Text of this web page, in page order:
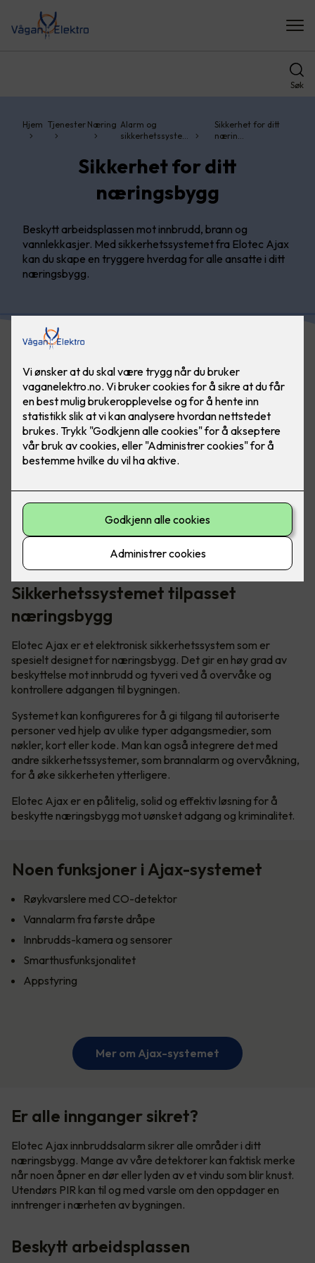
Søk
Hjem Tjenester Næring Alarm og
sikkerhetssyste…
Sikkerhet for ditt
nærin…
Sikkerhet for ditt
næringsbygg
Beskytt arbeidsplassen mot innbrudd, brann og
vannlekkasjer. Med sikkerhetssystemet fra Elotec Ajax
kan du skape en tryggere hverdag for alle ansatte i ditt
næringsbygg.
Elotec Ajax-systemet inneholder blant annet brannalarm,
vannalarm, innbruddsalarm, kameraovervåking og
Sikkerhetssystemet tilpasset
næringsbygg
Elotec Ajax er et elektronisk sikkerhetssystem som er
spesielt designet for næringsbygg. Det gir en høy grad av
beskyttelse mot innbrudd og tyveri ved å overvåke og
kontrollere adgangen til bygningen.
Systemet kan konfigureres for å gi tilgang til autoriserte
personer ved hjelp av ulike typer adgangsmedier, som
nøkler, kort eller kode. Man kan også integrere det med
andre sikkerhetssystemer, som brannalarm og overvåkning,
for å øke sikkerheten ytterligere.
Elotec Ajax er en pålitelig, solid og effektiv løsning for å
beskytte næringsbygg mot uønsket adgang og kriminalitet.
Noen funksjoner i Ajax-systemet
Røykvarslere med CO-detektor
Vannalarm fra første dråpe
Innbrudds-kamera og sensorer
Smarthusfunksjonalitet
Appstyring
Mer om Ajax-systemet
Er alle innganger sikret?
Elotec Ajax innbruddsalarm sikrer alle områder i ditt
næringsbygg. Mange av våre detektorer kan faktisk merke
når noen åpner en dør eller lyden av et vindu som blir knust.
Utendørs PIR kan til og med varsle om den oppdager en
inntrenger i nærheten av bygningen.
Beskytt arbeidsplassen